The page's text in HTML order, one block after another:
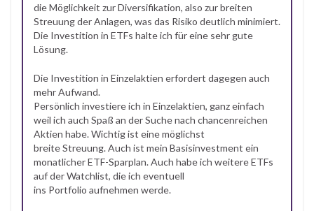
die Möglichkeit zur Diversifikation, also zur breiten
Streuung der Anlagen, was das Risiko deutlich minimiert.
Die Investition in ETFs halte ich für eine sehr gute
Lösung.
Die Investition in Einzelaktien erfordert dagegen auch
mehr Aufwand.
Persönlich investiere ich in Einzelaktien, ganz einfach
weil ich auch Spaß an der Suche nach chancenreichen
Aktien habe. Wichtig ist eine möglichst
breite Streuung. Auch ist mein Basisinvestment ein
monatlicher ETF-Sparplan. Auch habe ich weitere ETFs
auf der Watchlist, die ich eventuell
ins Portfolio aufnehmen werde.